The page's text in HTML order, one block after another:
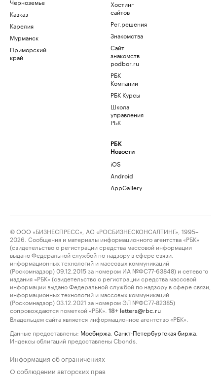
Кавказ
Карелия
Мурманск
Приморский
край
Хостинг
сайтов
Рег.решения
Знакомства
Сайт
знакомств
podbor.ru
РБК
Компании
РБК Курсы
Школа
управления
РБК
РБК
Новости
iOS
Android
AppGallery
© ООО «БИЗНЕСПРЕСС», АО «РОСБИЗНЕСКОНСАЛТИНГ», 1995–
2026. Сообщения и материалы информационного агентства «РБК»
(свидетельство о регистрации средства массовой информации
выдано Федеральной службой по надзору в сфере связи,
информационных технологий и массовых коммуникаций
(Роскомнадзор) 09.12.2015 за номером ИА №ФС77-63848) и сетевого
издания «РБК» (свидетельство о регистрации средства массовой
информации выдано Федеральной службой по надзору в сфере связи,
информационных технологий и массовых коммуникаций
(Роскомнадзор) 03.12.2021 за номером ЭЛ №ФС77-82385)
сопровождаются пометкой «РБК».
18+ letters@rbc.ru
Владельцем сайта является информационное агентство «РБК».
Данные предоставлены: Мосбиржа Санкт-Петербургская биржа
Индексы облигаций предоставлены Cbonds.
Информация об ограничениях
О соблюдении авторских прав